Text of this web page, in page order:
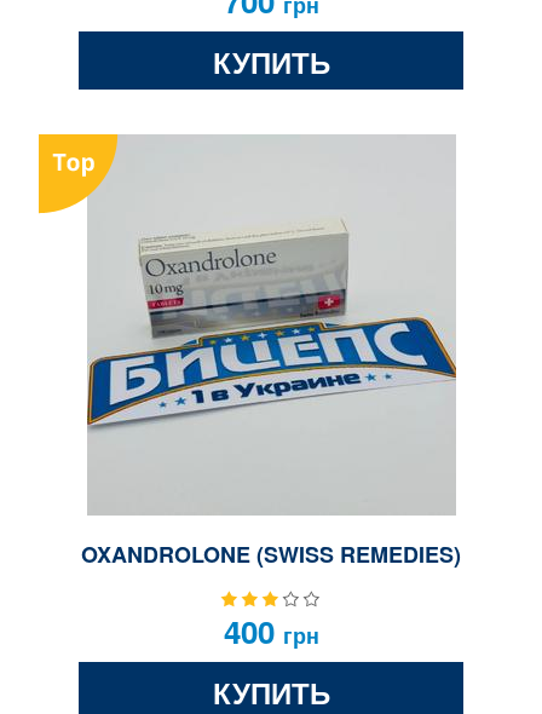
КУПИТЬ
OXANDROLONE (SWISS REMEDIES)
400 грн
КУПИТЬ